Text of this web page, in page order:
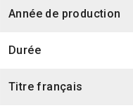
Année de production
Durée
Titre français